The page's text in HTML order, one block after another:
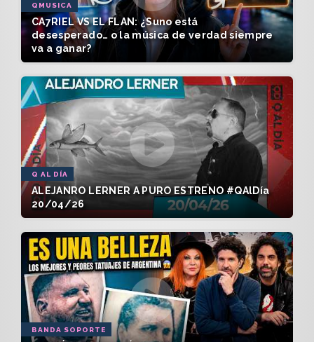
QMUSICA
CA7RIEL VS EL FLAN: ¿Suno está
desesperado… o la música de verdad siempre
va a ganar?
Q AL DÍA
ALEJANRO LERNER A PURO ESTRENO #QAlDía
20/04/26
BANDA SOPORTE